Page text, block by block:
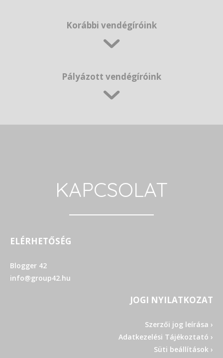
Korábbi vendégíróink
Pályázott vendégíróink
KAPCSOLAT
ELÉRHETŐSÉG
Blogger 42
info@group42.hu
JOGI NYILATKOZAT
Szerzői jog leírása ›
Adatkezelési Tájékoztató ›
Süti beállítások ›